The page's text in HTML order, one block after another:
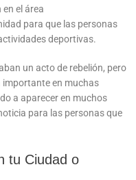
el área
para que las personas
deportivas.
un acto de rebelión, pero
importante en muchas
a aparecer en muchos
para las personas que
tu Ciudad o